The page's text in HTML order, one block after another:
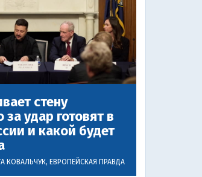
стену
за удар готовят в
и какой будет
КОВАЛЬЧУК, ЕВРОПЕЙСКАЯ ПРАВДА